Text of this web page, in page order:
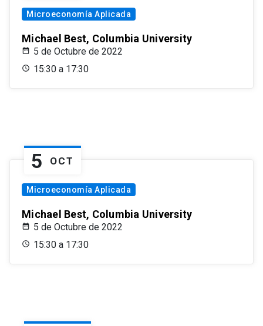
Microeconomía Aplicada
Michael Best, Columbia University
5 de Octubre de 2022
15:30 a 17:30
5 OCT
Microeconomía Aplicada
Michael Best, Columbia University
5 de Octubre de 2022
15:30 a 17:30